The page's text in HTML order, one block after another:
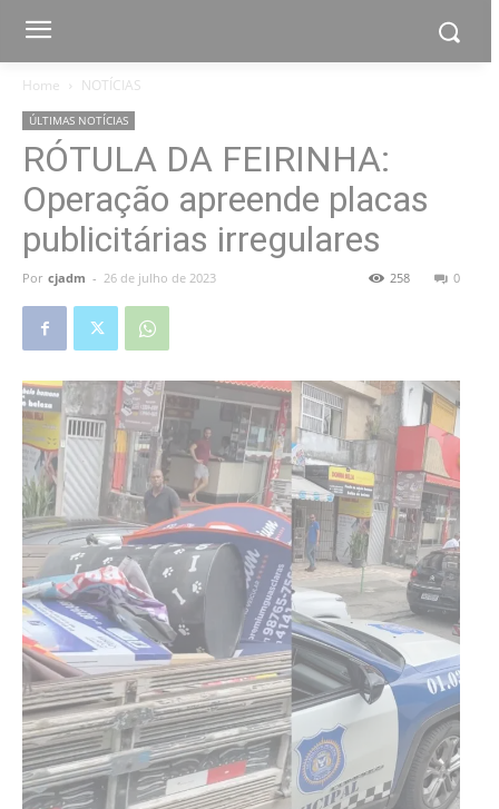
Home NOTÍCIAS
ÚLTIMAS NOTÍCIAS
RÓTULA DA FEIRINHA:
Operação apreende placas
publicitárias irregulares
Por cjadm - 26 de julho de 2023 0
258